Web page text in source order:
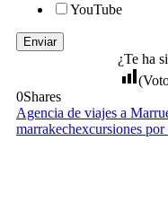
YouTube
Enviar
¿Te ha
0Shares
Agencia de viajes a
marrakechexcursiones por